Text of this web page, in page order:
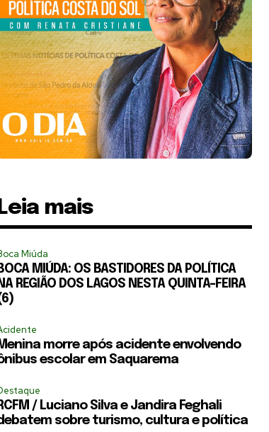
Leia mais
Miúda
MIÚDA: OS BASTIDORES DA POLÍTICA
REGIÃO DOS LAGOS NESTA QUINTA-FEIRA
Menina morre após acidente envolvendo
escolar em Saquarema
/ Luciano Silva e Jandira Feghali
sobre turismo, cultura e política